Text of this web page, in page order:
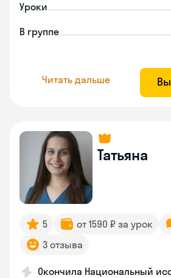
Уроки
В группе
Читать дальше
Татьяна
5 от 1590 ₽ за урок
3 отзыва
Окончила Национальный